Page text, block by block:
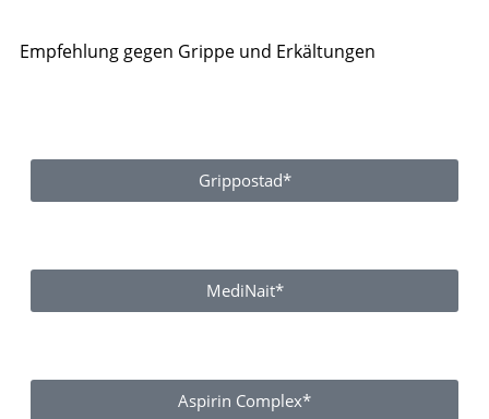
Empfehlung gegen Grippe und Erkältungen
Grippostad*
MediNait*
Aspirin Complex*